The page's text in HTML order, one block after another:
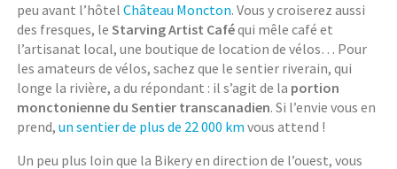
peu avant l’hôtelChâteau Moncton. Vous y croiserez aussi
des fresques, leStarving Artist Caféqui mêle café et
l’artisanat local, une boutique de location de vélos… Pour
les amateurs de vélos, sachez que le sentier riverain, qui
longe la rivière, a du répondant : il s’agit de la portion
monctonienne du Sentier transcanadien. Si l’envie vous en
prend,un sentier de plus de 22 000 km vous attend !
Un peu plus loin que la Bikery en direction de l’ouest, vous